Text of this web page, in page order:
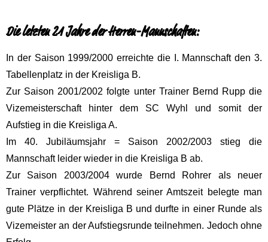
Die letzten 21 Jahre der Herren-Mannschaften:
In der Saison 1999/2000 erreichte die I. Mannschaft den 3.
Tabellenplatz in der Kreisliga B.
Zur Saison 2001/2002 folgte unter Trainer Bernd Rupp die
Vizemeisterschaft hinter dem SC Wyhl und somit der
Aufstieg in die Kreisliga A.
Im 40. Jubiläumsjahr = Saison 2002/2003 stieg die
Mannschaft leider wieder in die Kreisliga B ab.
Zur Saison 2003/2004 wurde Bernd Rohrer als neuer
Trainer verpflichtet. Während seiner Amtszeit belegte man
gute Plätze in der Kreisliga B und durfte in einer Runde als
Vizemeister an der Aufstiegsrunde teilnehmen. Jedoch ohne